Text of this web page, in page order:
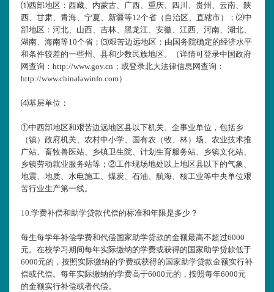
⑴西部地区：西藏、内蒙古、广西、重庆、四川、贵州、云南、陕
西、甘肃、青海、宁夏、新疆等12个省（自治区、直辖市）；⑵中
部地区：河北、山西、吉林、黑龙江、安徽、江西、河南、湖北、
湖南、海南等10个省；⑶艰苦边远地区：由国务院确定的经济水平
和条件较差的一些州、县和少数民族地区。（详情可登录中国政府
网查询：http://www.gov.cn；或登录北大法律信息网查询：
http://www.chinalawinfo.com）
⑷基层单位：
①中西部地区和艰苦边远地区县以下机关、企事业单位，包括乡
（镇）政府机关、农村中小学、国有农（牧、林）场、农业技术推
广站、畜牧兽医站、乡镇卫生院、计划生育服务站、乡镇文化站、
乡镇劳动就业服务站等；②工作现场地处以上地区县以下的气象、
地震、地质、水电施工、煤炭、石油、航海、核工业等中央单位艰
苦行业生产第一线。
10.学费补偿和助学贷款代偿的标准和年限是多少？
每生每学年补偿学费和代偿国家助学贷款的金额最高不超过6000
元。在校学习期间每年实际缴纳的学费或获得的国家助学贷款低于
6000元的，按照实际缴纳的学费或获得的国家助学贷款金额实行补
偿或代偿。每年实际缴纳的学费高于6000元的，按照每年6000元
的金额实行补偿或者代偿。